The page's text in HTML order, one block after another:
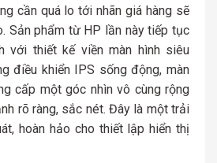
cần quá lo tới nhãn giá hàng sẽ
Sản phẩm từ HP lần này tiếp tục
với thiết kế viền màn hình siêu
điều khiển IPS sống động, màn
cấp một góc nhìn vô cùng rộng
rõ ràng, sắc nét. Đây là một trải
hoàn hảo cho thiết lập hiển thị